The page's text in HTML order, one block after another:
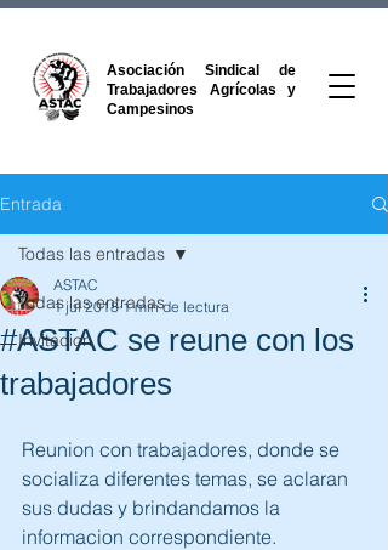
Asociación Sindical de
Trabajadores Agrícolas y
Campesinos
Entrada
Todas las entradas
Invitacion
Todas las entradas
#ASTAC se reune con los
trabajadores
ASTAC
1 jul 2018 1 min de lectura
Reunion con trabajadores, donde se
socializa diferentes temas, se aclaran
sus dudas y brindandamos la
informacion correspondiente.